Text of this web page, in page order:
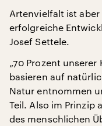
Artenvielfalt ist
erfolgreiche
Josef Settele.
„70 Prozent
basieren auf
Natur entnommen
Teil. Also im Prinzip
des menschlichen